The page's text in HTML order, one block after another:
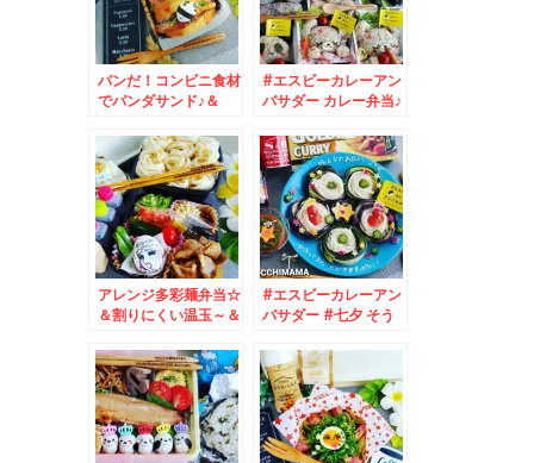
パンだ！コンビニ食材
でパンダサンド♪＆
ました＾＾
#エスビーカレーアン
バサダー カレー弁当♪
ｗ
アレンジ多彩麺弁当☆
＆割りにくい温玉～＆
島 ル・ミディ
#エスビーカレーアン
バサダー #七夕 そう
夕カレー♪